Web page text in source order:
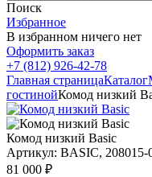
Поиск
Избранное
В избранном ничего нет
Оформить заказ
+7 (812) 926-42-78
Главная страницаКаталог
гостинойКомод низкий
Комод низкий Basic
Артикул: BASIC, 208015-
81 000 ₽